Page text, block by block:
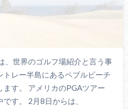
、世界のゴルフ場紹介と言う事
トレー半島にあるペブルビーチ
す。 アメリカのPGAツアー
す。 2月8日からは、